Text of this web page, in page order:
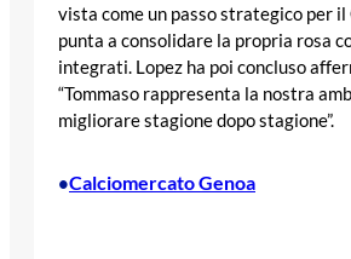
vista come un passo strategico per il
punta a consolidare la propria rosa
integrati. Lopez ha poi concluso
“Tommaso rappresenta la nostra
migliorare stagione dopo stagione”.
•Calciomercato Genoa